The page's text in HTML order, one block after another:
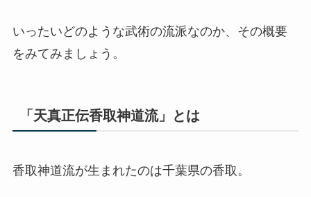
いったいどのような武術の流派なのか、その概要
をみてみましょう。
「天真正伝香取神道流」とは
香取神道流が生まれたのは千葉県の香取。